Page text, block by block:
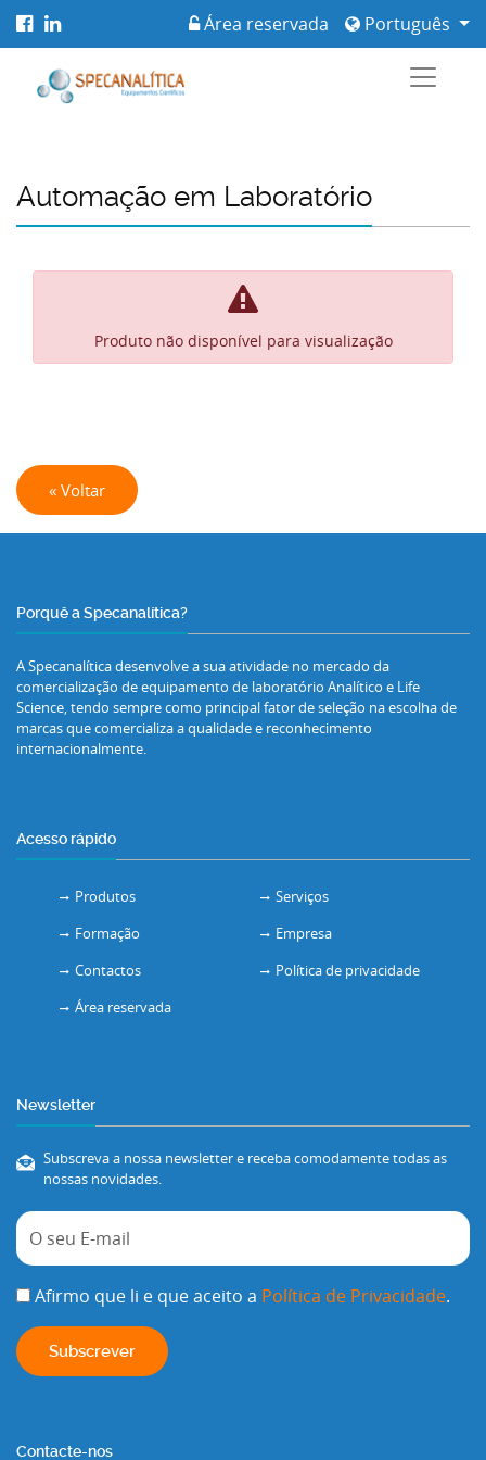
Português
Área reservada
Automação em Laboratório
Produto não disponível para visualização
« Voltar
Porquê a Specanalítica?
A Specanalítica desenvolve a sua atividade no mercado da
comercialização de equipamento de laboratório Analítico e Life
Science, tendo sempre como principal fator de seleção na escolha de
marcas que comercializa a qualidade e reconhecimento
internacionalmente.
Acesso rápido
Produtos
Serviços
Formação
Empresa
Contactos
Política de privacidade
Área reservada
Newsletter
Subscreva a nossa newsletter e receba comodamente todas as
nossas novidades.
Afirmo que li e que aceito a Política de Privacidade.
Contacte-nos